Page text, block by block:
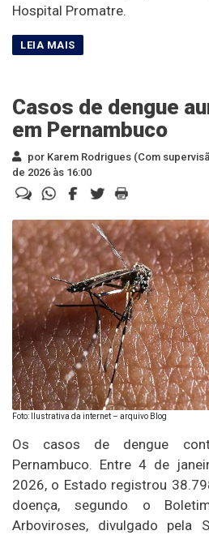
Hospital Promatre.
Casos de dengue
em Pernambuco
por Karem Rodrigues (Com
de 2026 às 16:00
Foto: Ilustrativa da internet – arquivo Blog
Os casos de dengue
Pernambuco. Entre 4 de
2026, o Estado registrou
doença, segundo o
Arboviroses, divulgado pela